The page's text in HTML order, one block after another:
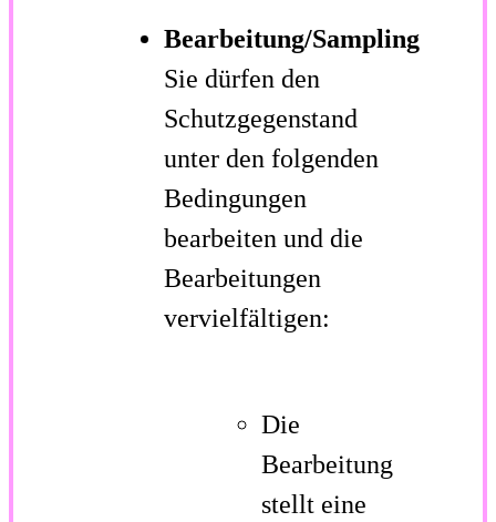
Bearbeitung/Sampling
Sie dürfen den
Schutzgegenstand
unter den folgenden
Bedingungen
bearbeiten und die
Bearbeitungen
vervielfältigen:
Die
Bearbeitung
stellt eine